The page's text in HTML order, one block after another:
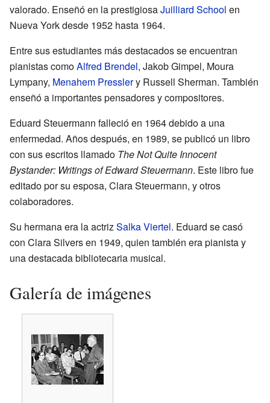
valorado. Enseñó en la prestigiosaJuilliard School en
Nueva York desde 1952 hasta 1964.
Entre sus estudiantes más destacados se encuentran
pianistas comoAlfred Brendel, Jakob Gimpel, Moura
Lympany, Menahem Presslery Russell Sherman. También
enseñó a importantes pensadores y compositores.
Eduard Steuermann falleció en 1964 debido a una
enfermedad. Años después, en 1989, se publicó un libro
con sus escritos llamado The Not Quite Innocent
Bystander: Writings of Edward Steuermann. Este libro fue
editado por su esposa, Clara Steuermann, y otros
colaboradores.
Su hermana era la actrizSalka Viertel. Eduard se casó
con Clara Silvers en 1949, quien también era pianista y
una destacada bibliotecaria musical.
Galería de imágenes